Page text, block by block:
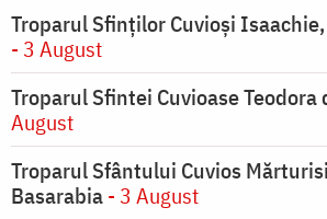
Troparul Sfinţilor Cuvioşi
- 3 August
Troparul Sfintei Cuvioase Teodora
August
Troparul Sfântului Cuvios
Basarabia- 3 August